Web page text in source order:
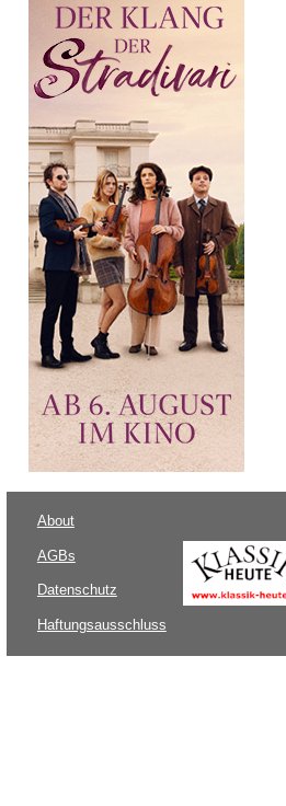
About
AGBs
Datenschutz
Haftungsausschluss